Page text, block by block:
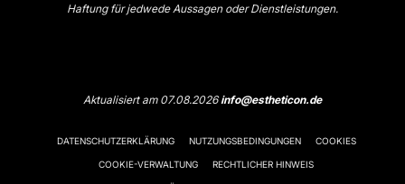
Haftung für jedwede Aussagen oder Dienstleistungen.
Aktualisiert am 07.08.2026info@estheticon.de
DATENSCHUTZERKLÄRUNG NUTZUNGSBEDINGUNGEN COOKIES
COOKIE-VERWALTUNG RECHTLICHER HINWEIS